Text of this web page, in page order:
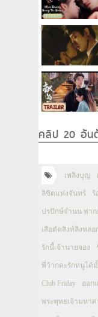
คลิป 20 อัน
เพลิงบุญ
ลิขิตแห่งจันทร์ ร้
ปรปักษ์จำนน พาก
เสือตัดสิงห์ลิงหลอ
รักนี้เจ้านายจอง
พี่ว้ากคะรักหนูได้
Club Friday ออก
พระพุทธเจ้ามหา